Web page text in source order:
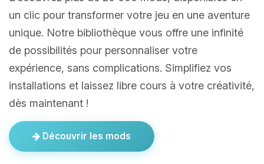
un clic pour transformer votre jeu en une aventure
unique. Notre bibliothèque vous offre une infinité
de possibilités pour personnaliser votre
expérience, sans complications. Simplifiez vos
installations et laissez libre cours à votre créativité,
dès maintenant !
Découvrir les mods